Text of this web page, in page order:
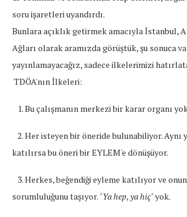
soru işaretleri uyandırdı.
Bunlara açıklık getirmek amacıyla İstanbul,
Ağları olarak aramızda görüştük, şu sonuca
yayınlamayacağız, sadece ilkelerimizi
TDÖA'nın İlkeleri:
1. Bu çalışmanın merkezi bir karar organı
2. Her isteyen bir öneride bulunabiliyor. Aynı
katılırsa bu öneri bir EYLEM'e dönüşüyor.
3. Herkes, beğendiği eyleme katılıyor ve
sorumluluğunu taşıyor. "Ya hep, ya hiç" yok.